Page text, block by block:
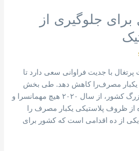
جلوگیری از
پرتغال با جدیت فراوانی سعی دارد تا
یکبار مصرف‌را کاهش دهد. طی بخش
نامه ای برای شهر های بزرگ کشور، از سال ۲۰۲۰ هیچ مهمانسرا و
از ظروف پلاستیکی یکبار مصرف را
یکی از ده اقدامی است که کشور برای